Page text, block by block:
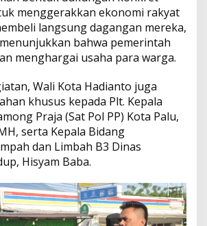
menggerakkan ekonomi rakyat
langsung dagangan mereka,
bahwa pemerintah
menghargai usaha para warga.
Wali Kota Hadianto juga
khusus kepada Plt. Kepala
Praja (Sat Pol PP) Kota Palu,
serta Kepala Bidang
dan Limbah B3 Dinas
Hisyam Baba.